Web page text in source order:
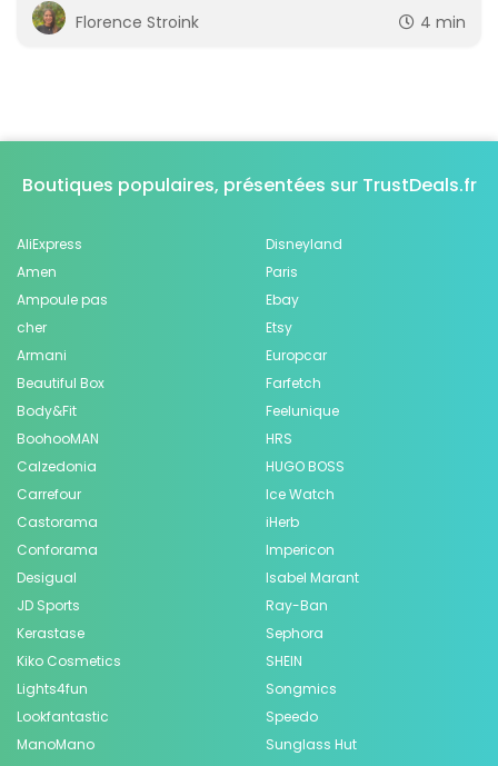
Florence Stroink 4 min
Boutiques populaires, présentées sur TrustDeals.fr
AliExpress
Amen
Ampoule pas
cher
Armani
Beautiful Box
Body&Fit
BoohooMAN
Calzedonia
Carrefour
Castorama
Conforama
Desigual
Disneyland
Paris
Ebay
Etsy
Europcar
Farfetch
Feelunique
HRS
HUGO BOSS
Ice Watch
iHerb
Impericon
Isabel Marant
JD Sports
Kerastase
Kiko Cosmetics
Lights4fun
Lookfantastic
ManoMano
Ray-Ban
Sephora
SHEIN
Songmics
Speedo
Sunglass Hut